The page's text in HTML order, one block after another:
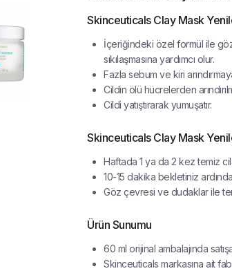
Skinceuticals Clay Mask
İçeriğindeki özel formül ile
sıkılaşmasına yardımcı olur.
Fazla sebum ve kiri
Cildin ölü hücrelerden
Cildi yatıştırarak yumuşatır.
Skinceuticals Clay Mask
Haftada 1 ya da 2 kez temiz
10-15 dakika bekletiniz
Göz çevresi ve dudaklar ile
Ürün Sunumu
60 ml orijinal ambalajında
Skinceuticals markasına ait